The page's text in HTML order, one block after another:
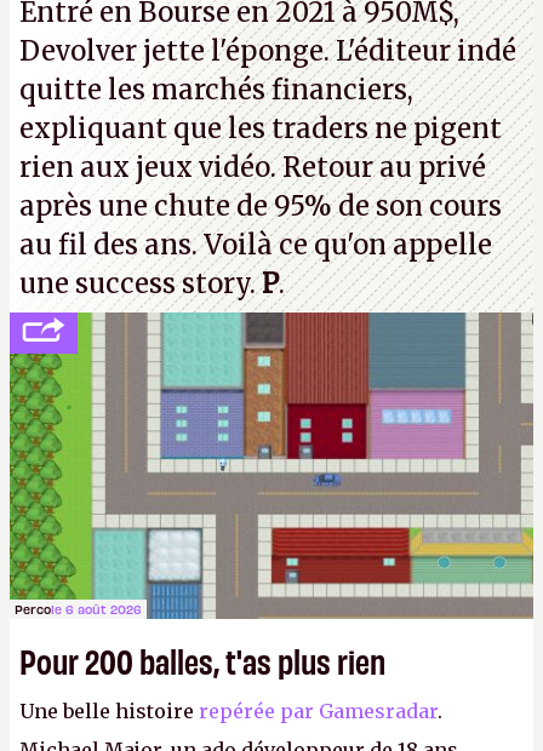
strike à tour de bras, l'Oncle Sam continuera
d'étaler sa confiture intellectuelle sur vos
souvenirs d'enfance.P.
Entré en Bourse en 2021 à 950M$,
Devolver jette l'éponge. L'éditeur indé
quitte les marchés financiers,
expliquant que les traders ne pigent
rien aux jeux vidéo. Retour au privé
après une chute de 95% de son cours
au fil des ans. Voilà ce qu'on appelle
une success story.P.
Percole 6 août 2026
Pour 200 balles, t'as plus rien
Une belle histoire repérée par Gamesradar.